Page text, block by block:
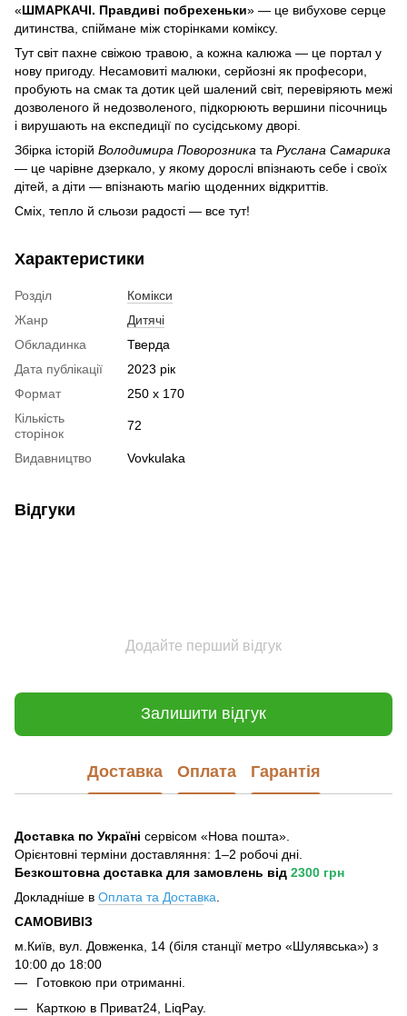
«ШМАРКАЧІ. Правдиві побрехеньки» — це вибухове серце
дитинства, спіймане між сторінками коміксу.
Тут світ пахне свіжою травою, а кожна калюжа — це портал у
нову пригоду. Несамовиті малюки, серйозні як професори,
пробують на смак та дотик цей шалений світ, перевіряють межі
дозволеного й недозволеного, підкорюють вершини пісочниць
і вирушають на експедиції по сусідському дворі.
Збірка історій Володимира Поворозника та Руслана Самарика
— це чарівне дзеркало, у якому дорослі впізнають себе і своїх
дітей, а діти — впізнають магію щоденних відкриттів.
Сміх, тепло й сльози радості — все тут!
Характеристики
Розділ
Комікси
Жанр
Дитячі
Обкладинка
Тверда
Дата публікації
2023 рік
Формат
250 х 170
Кількість
сторінок
72
Видавництво Vovkulaka
Відгуки
Додайте перший відгук
Залишити відгук
Доставка Оплата Гарантія
Доставка по Україні сервісом «Нова пошта».
Орієнтовні терміни доставляння: 1–2 робочі дні.
Безкоштовна доставка для замовлень від 2300 грн
Докладніше в Оплата та Доставка
САМОВИВІЗ
м.Київ, вул. Довженка, 14 (біля станції метро «Шулявська») з
10:00 до 18:00
Готовкою при отриманні.
Карткою в Приват24, LiqPay.